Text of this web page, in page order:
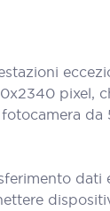
pixel,
da
dati